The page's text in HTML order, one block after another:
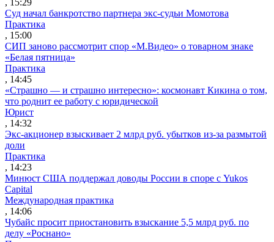
Суд начал банкротство партнера экс-судьи Момотова
Практика
, 15:00
СИП заново рассмотрит спор «М.Видео» о товарном знаке
«Белая пятница»
Практика
, 14:45
«Страшно — и страшно интересно»: космонавт Кикина о том,
что роднит ее работу с юридической
Юрист
, 14:32
Экс-акционер взыскивает 2 млрд руб. убытков из-за размытой
доли
Практика
, 14:23
Минюст США поддержал доводы России в споре с Yukos
Capital
Международная практика
, 14:06
Чубайс просит приостановить взыскание 5,5 млрд руб. по
делу «Роснано»